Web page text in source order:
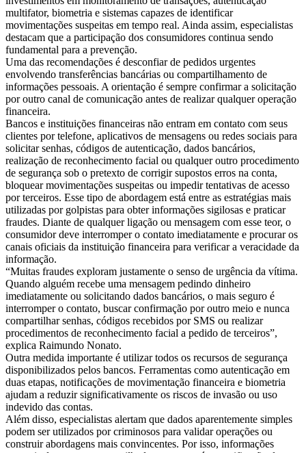
multifator, biometria e sistemas capazes de identificar
movimentações suspeitas em tempo real. Ainda assim, especialistas
destacam que a participação dos consumidores continua sendo
fundamental para a prevenção.
Uma das recomendações é desconfiar de pedidos urgentes
envolvendo transferências bancárias ou compartilhamento de
informações pessoais. A orientação é sempre confirmar a solicitação
por outro canal de comunicação antes de realizar qualquer operação
financeira.
Bancos e instituições financeiras não entram em contato com seus
clientes por telefone, aplicativos de mensagens ou redes sociais para
solicitar senhas, códigos de autenticação, dados bancários,
realização de reconhecimento facial ou qualquer outro procedimento
de segurança sob o pretexto de corrigir supostos erros na conta,
bloquear movimentações suspeitas ou impedir tentativas de acesso
por terceiros. Esse tipo de abordagem está entre as estratégias mais
utilizadas por golpistas para obter informações sigilosas e praticar
fraudes. Diante de qualquer ligação ou mensagem com esse teor, o
consumidor deve interromper o contato imediatamente e procurar os
canais oficiais da instituição financeira para verificar a veracidade da
informação.
“Muitas fraudes exploram justamente o senso de urgência da vítima.
Quando alguém recebe uma mensagem pedindo dinheiro
imediatamente ou solicitando dados bancários, o mais seguro é
interromper o contato, buscar confirmação por outro meio e nunca
compartilhar senhas, códigos recebidos por SMS ou realizar
procedimentos de reconhecimento facial a pedido de terceiros”,
explica Raimundo Nonato.
Outra medida importante é utilizar todos os recursos de segurança
disponibilizados pelos bancos. Ferramentas como autenticação em
duas etapas, notificações de movimentação financeira e biometria
ajudam a reduzir significativamente os riscos de invasão ou uso
indevido das contas.
Além disso, especialistas alertam que dados aparentemente simples
podem ser utilizados por criminosos para validar operações ou
construir abordagens mais convincentes. Por isso, informações